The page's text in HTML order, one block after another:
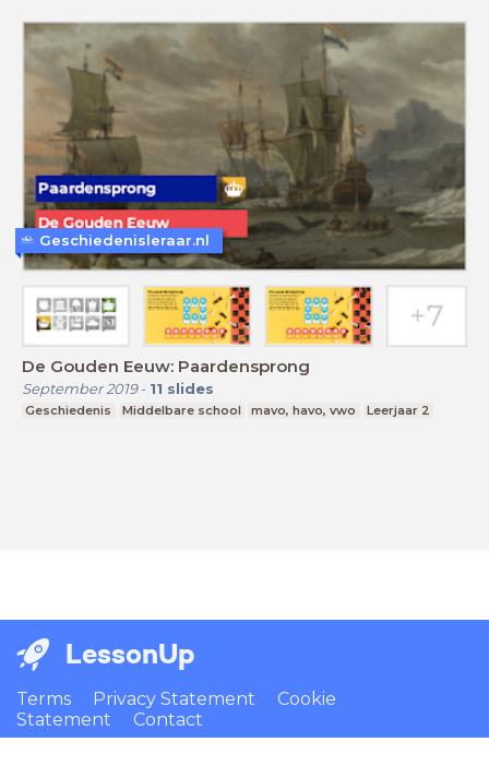
De Gouden Eeuw: Paardensprong
September 2019- 11 slides
Geschiedenis Middelbare school mavo, havo, vwo Leerjaar 2
Geschiedenisleraar.nl
LessonUp
Terms Privacy Statement
Cookie
Statement
Contact